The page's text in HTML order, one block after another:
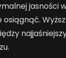
jasności